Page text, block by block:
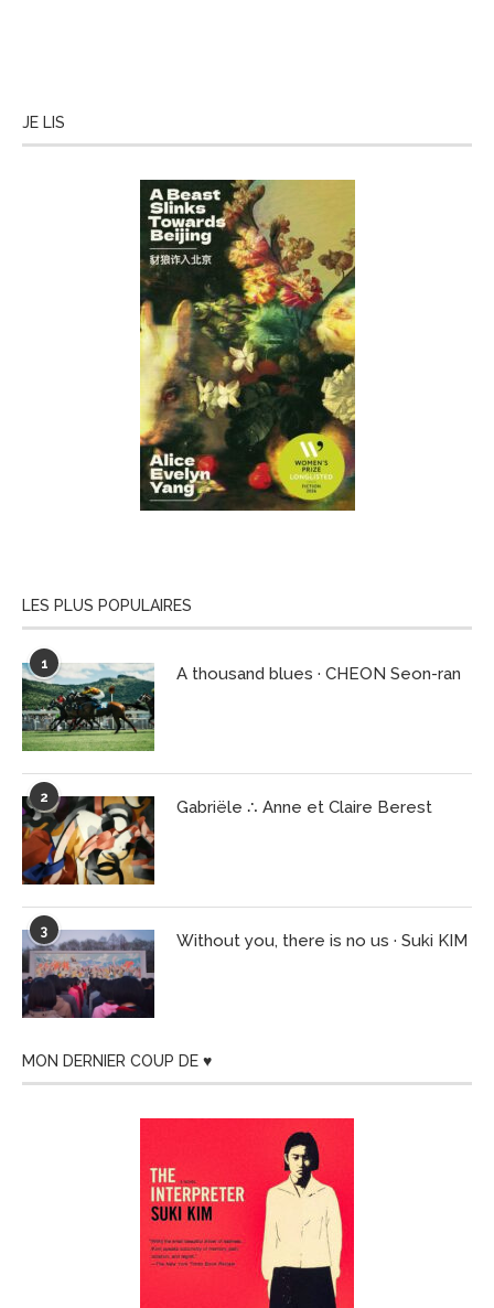
JE LIS
LES PLUS POPULAIRES
1 A thousand blues · CHEON Seon-ran
2 Gabriële ∴ Anne et Claire Berest
3 Without you, there is no us · Suki KIM
MON DERNIER COUP DE ♥